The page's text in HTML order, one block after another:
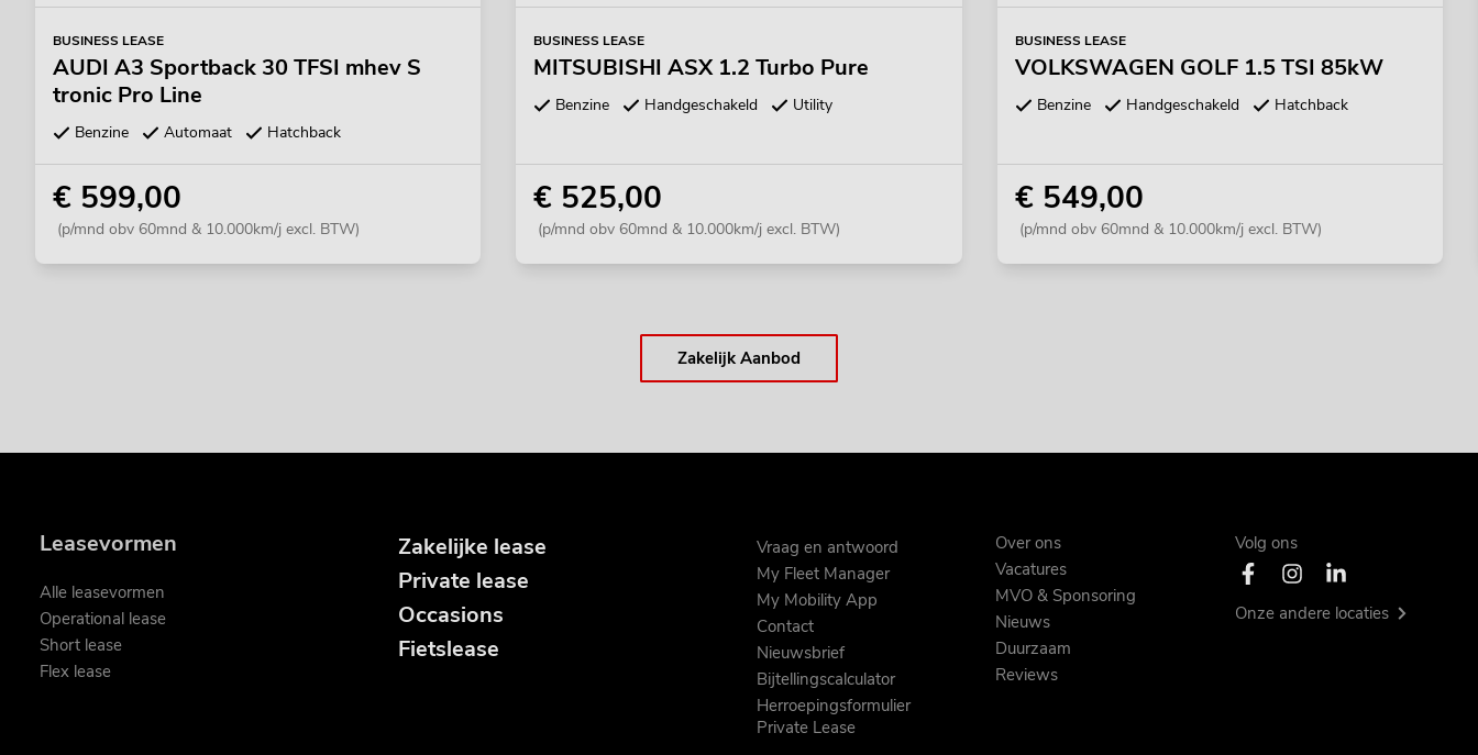
BUSINESS LEASE
AUDI A3 Sportback 30 TFSI mhev S
tronic Pro Line
Benzine Automaat Hatchback
€ 599,00
(p/mnd obv 60mnd & 10.000km/j excl. BTW)
BUSINESS LEASE
MITSUBISHI ASX 1.2 Turbo Pure
Benzine Handgeschakeld Utility
€ 525,00
(p/mnd obv 60mnd & 10.000km/j excl. BTW)
BUSINESS LEASE
VOLKSWAGEN GOLF 1.5 TSI 85kW
Benzine Handgeschakeld Hatchback
€ 549,00
(p/mnd obv 60mnd & 10.000km/j excl. BTW)
Zakelijk Aanbod
Leasevormen
Alle leasevormen
Operational lease
Short lease
Flex lease
Zakelijke lease
Private lease
Occasions
Fietslease
Vraag en antwoord
My Fleet Manager
My Mobility App
Contact
Nieuwsbrief
Bijtellingscalculator
Herroepingsformulier
Private Lease
Over ons
Vacatures
MVO & Sponsoring
Nieuws
Duurzaam
Reviews
Volg ons
Onze andere locaties